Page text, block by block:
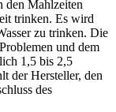
den Mahlzeiten
trinken. Es wird
zu trinken. Die
und dem
1,5 bis 2,5
der Hersteller, den
des